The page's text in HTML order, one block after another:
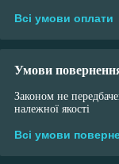
Всі умови оплати
Умови
Законом не
належної якості
Всі умови